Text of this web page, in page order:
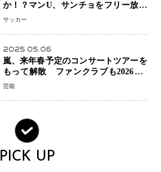
か！？マンU、サンチョをフリー放出
へ・・・補強戦略の転換点に
サッカー
2025.05.06
嵐、来年春予定のコンサートツアーを
もって解散 ファンクラブも2026年5
月末で活動終了
芸能
PICK UP